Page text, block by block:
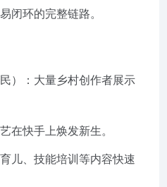
闭环的完整链路。
）：大量乡村创作者展示
在快手上焕发新生。
儿、技能培训等内容快速